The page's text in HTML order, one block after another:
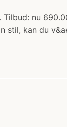
nu
kan du